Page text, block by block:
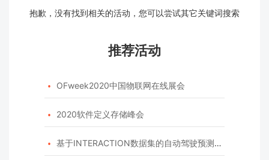
抱歉，没有找到相关的活动，您可以尝试其它关键词搜索
推荐活动
 OFweek2020中国物联网在线展会
 2020软件定义存储峰会
 基于INTERACTION数据集的自动驾驶预测模型挑战赛